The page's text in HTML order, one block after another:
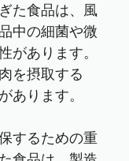
た食品は、風
中の細菌や微
があります。
を摂取する
あります。
するための重